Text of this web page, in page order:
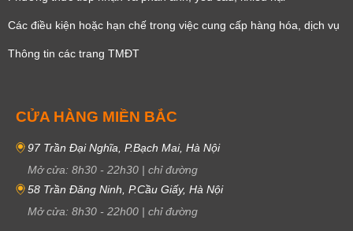
Các điều kiện hoặc hạn chế trong việc cung cấp hàng hóa, dịch vụ
Thông tin các trang TMĐT
CỬA HÀNG MIỀN BẮC
97 Trần Đại Nghĩa, P.Bạch Mai, Hà Nội
Mở cửa: 8h30 - 22h30 | chỉ đường
58 Trần Đăng Ninh, P.Cầu Giấy, Hà Nội
Mở cửa: 8h30 - 22h00 | chỉ đường